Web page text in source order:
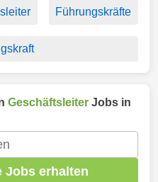
Führungskräfte
Geschäftsleiter Jobs in
Jobs erhalten